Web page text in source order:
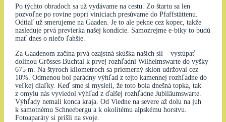
Po týchto obradoch sa už vydávame na cestu. Zo štartu sa len
pozvoľne po rovine popri viniciach presúvame do Pfaffstättenu.
Odtiaľ už smerujeme na Gaaden. Je to ale pekne cez kopec, takže
nasleduje prvá previerka našej kondície. Samozrejme e-biky to budú
mať dnes o niečo ľahšie.
Za Gaadenom začína prvá ozajstná skúška našich síl – vystúpať
dolinou Grösses Buchtal k prvej rozhľadni Wilhelmswarte do výšky
675 m. Na štyroch kilometroch sa priemerný sklon udržoval cez
10%. Odmenou bol parádny výhľad z tejto kamennej rozhľadne do
veľkej diaľky. Keď sme si mysleli, že toto bola dnešná topka, tak
z omylu nás vyviedol výhľad z ďalšej rozhľadne Jubiläumswarte.
Výhľady nemali konca kraja. Od Viedne na severe až dolu na juh
k samotnému Schneebergu a k okolitému alpskému horstvu.
Fotoaparáty si prišli na svoje.